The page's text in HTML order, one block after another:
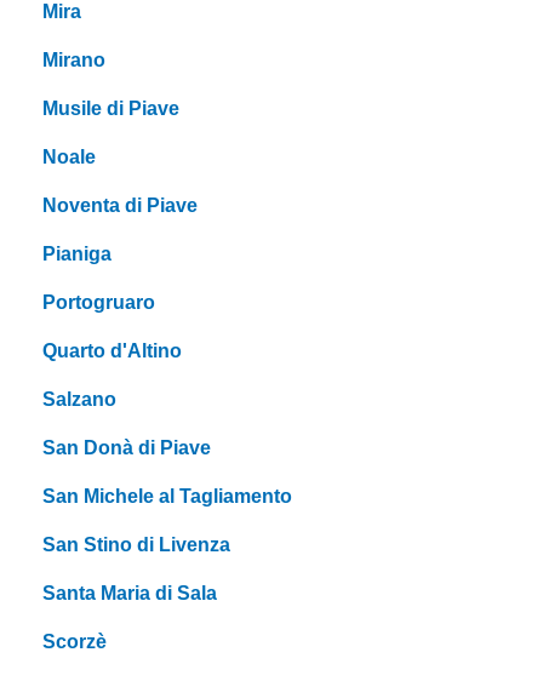
Mira
Mirano
Musile di Piave
Noale
Noventa di Piave
Pianiga
Portogruaro
Quarto d'Altino
Salzano
San Donà di Piave
San Michele al Tagliamento
San Stino di Livenza
Santa Maria di Sala
Scorzè